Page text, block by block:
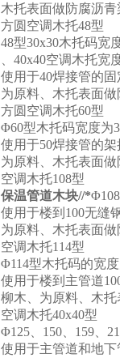
木托表面做防腐沥
方圆空调木托48型
48型30x30木托码宽
、40x40空调木托
使用于40焊接管的
为原料、木托表面
方圆空调木托60型
Φ60型木托码宽度为
使用于50焊接管的
为原料、木托表面
空调木托108型
保温管道木块//*
使用于楼到100无缝
为原料、木托表面
空调木托114型
Φ114型木托码的宽
使用于楼到主管道
柳木、为原料、木
空调木托40x40型
Φ125、150、159、
使用于主管道和地